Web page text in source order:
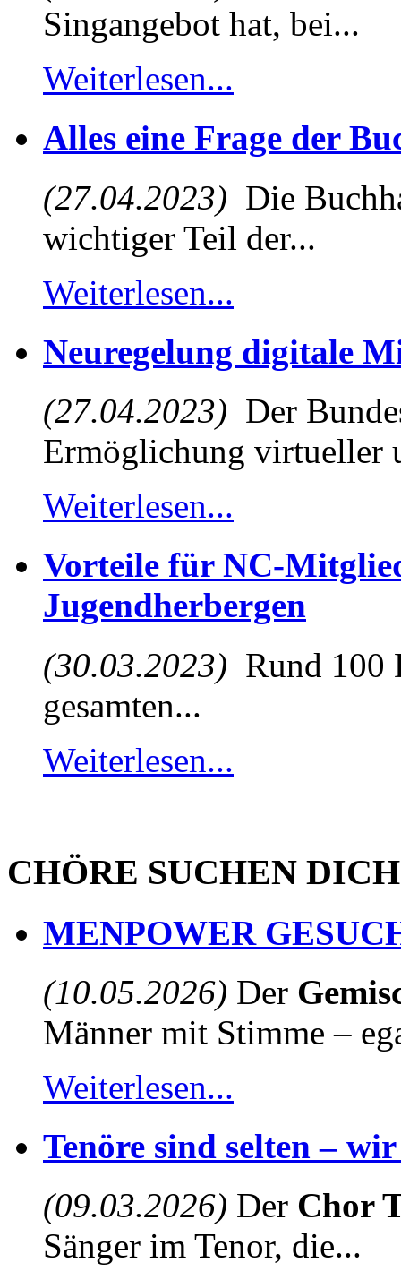
Singangebot hat, bei...
Weiterlesen...
Alles eine Frage der
(27.04.2023) Die
wichtiger Teil der...
Weiterlesen...
Neuregelung digitale
(27.04.2023) Der
Ermöglichung virtueller
Weiterlesen...
Vorteile für NC-
Jugendherbergen
(30.03.2023) Rund 100
gesamten...
Weiterlesen...
CHÖRE SUCHEN DICH
MENPOWER
(10.05.2026) Der
Männer mit Stimme –
Weiterlesen...
Tenöre sind selten –
(09.03.2026) Der Chor
Sänger im Tenor, die...